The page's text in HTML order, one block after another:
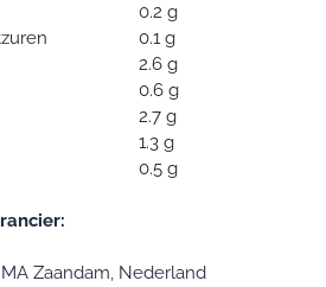
0.2 g
0.1 g
2.6 g
0.6 g
2.7 g
1.3 g
0.5 g
Zaandam, Nederland